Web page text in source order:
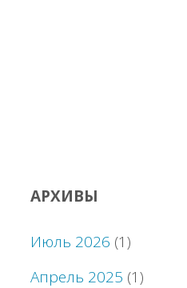
АРХИВЫ
Июль 2026 (1)
Апрель 2025 (1)